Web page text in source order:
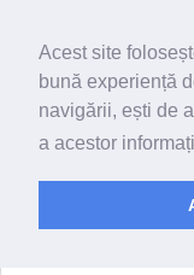
Acest site
bună experiență
navigării, ești de
a acestor